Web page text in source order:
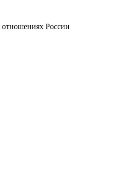
России